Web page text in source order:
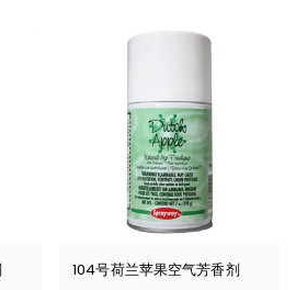
104号荷兰苹果空气芳香剂